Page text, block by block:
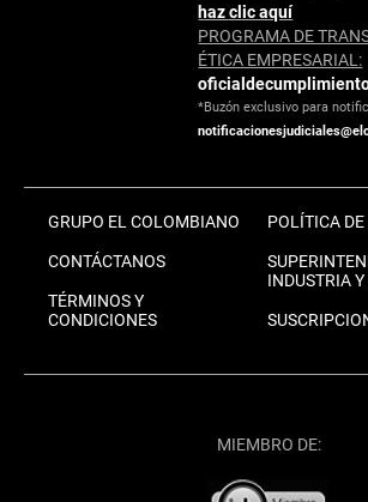
haz clic aquí
PROGRAMA DE
ÉTICA EMPRESARIAL:
*Buzón exclusivo para
GRUPO EL COLOMBIANO
CONTÁCTANOS
TÉRMINOS Y
CONDICIONES
POLÍTICA
INDUSTRIA
MIEMBRO DE: